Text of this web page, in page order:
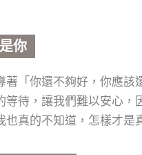
你
著「你還不夠好，你應
等待，讓我們難以安心，
也真的不知道，怎樣才是